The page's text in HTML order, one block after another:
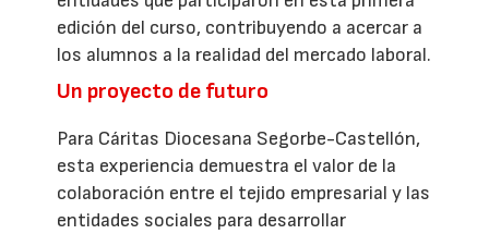
edición del curso, contribuyendo a acercar a
los alumnos a la realidad del mercado laboral.
Un proyecto de futuro
Para Cáritas Diocesana Segorbe-Castellón,
esta experiencia demuestra el valor de la
colaboración entre el tejido empresarial y las
entidades sociales para desarrollar